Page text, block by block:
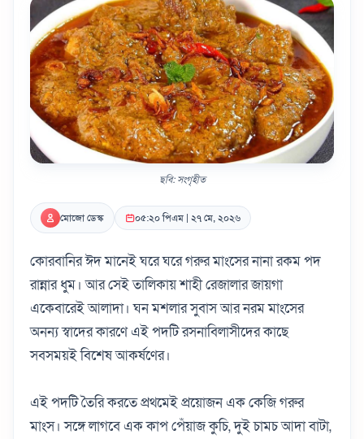
ছবি: সংগৃহীত
মোজো ডেস্ক ০৫:২০ পিএম | ২৭ মে, ২০২৬
কোরবানির ঈদ মানেই ঘরে ঘরে গরুর মাংসের নানা রকম পদ
রান্নার ধুম। আর সেই তালিকায় শাহী রেজালার জায়গা
একেবারেই আলাদা। ঘন মশলার সুবাস আর নরম মাংসের
অনন্য স্বাদের কারণে এই পদটি রসনাবিলাসীদের কাছে
সবসময়ই বিশেষ আকর্ষণের।
এই পদটি তৈরি করতে প্রথমেই প্রয়োজন এক কেজি গরুর
মাংস। সঙ্গে লাগবে এক কাপ পেঁয়াজ কুচি, দুই চামচ আদা বাটা,